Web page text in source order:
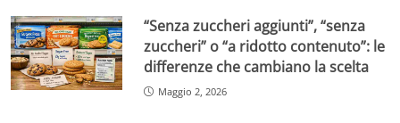
“Senza zuccheri aggiunti”, “senza
zuccheri” o “a ridotto contenuto”: le
differenze che cambiano la scelta
Maggio 2, 2026